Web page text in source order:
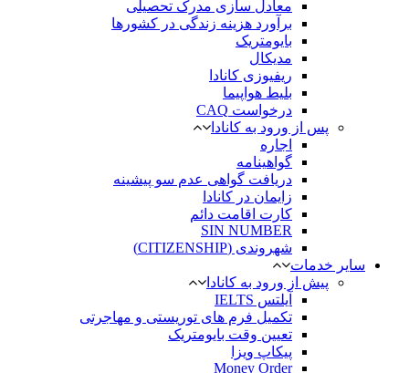
معادل سازی مدرک تحصیلی
برآورد هزینه زندگی در کشورها
بایومتریک
مدیکال
ریفیوزی کانادا
بلیط هواپیما
درخواست CAQ
پس از ورود به کانادا
اجاره
گواهینامه
دریافت گواهی عدم سو پیشینه
زایمان در کانادا
کارت اقامت دائم
SIN NUMBER
شهروندی (CITIZENSHIP)
سایر خدمات
پیش از ورود به کانادا
آیلتس IELTS
تکمیل فرم های توریستی و مهاجرتی
تعیین وقت بایومتریک
پیکاپ ویزا
Money Order